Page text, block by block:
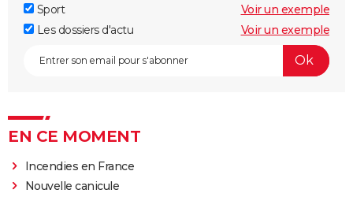
Sport
Voir un exemple
Les dossiers d'actu
Voir un exemple
EN CE MOMENT
Incendies en France
Nouvelle canicule